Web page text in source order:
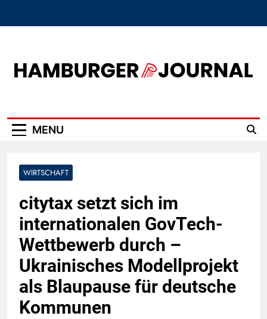
MENU
WIRTSCHAFT
citytax setzt sich im
internationalen GovTech-
Wettbewerb durch –
Ukrainisches Modellprojekt
als Blaupause für deutsche
Kommunen